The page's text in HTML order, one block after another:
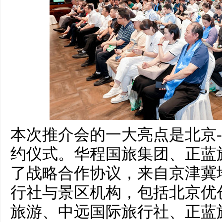
本次推介会的一大亮点是北
约仪式。华程国旅集团、正
了战略合作协议，来自京津
行社与景区机构，包括北京
旅游、中远国际旅行社、正